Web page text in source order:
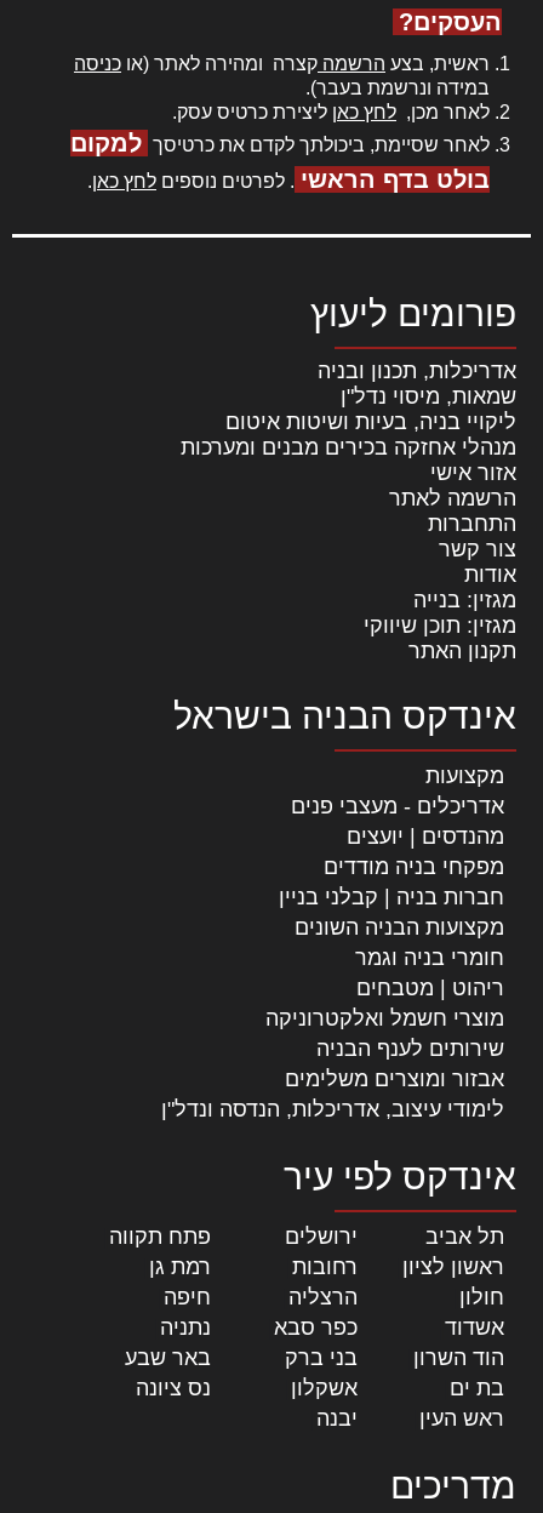
העסקים?
ראשית, בצע הרשמה קצרה ומהירה לאתר (או כניסה
במידה ונרשמת בעבר).
לאחר מכן, לחץ כאן ליצירת כרטיס עסק.
לאחר שסיימת, ביכולתך לקדם את כרטיסך למקום
בולט בדף הראשי . לפרטים נוספים לחץ כאן.
פורומים ליעוץ
אדריכלות, תכנון ובניה
שמאות, מיסוי נדל"ן
ליקויי בניה, בעיות ושיטות איטום
מנהלי אחזקה בכירים מבנים ומערכות
אזור אישי
הרשמה לאתר
התחברות
צור קשר
אודות
מגזין: בנייה
מגזין: תוכן שיווקי
תקנון האתר
אינדקס הבניה בישראל
מקצועות
אדריכלים - מעצבי פנים
מהנדסים | יועצים
מפקחי בניה מודדים
חברות בניה | קבלני בניין
מקצועות הבניה השונים
חומרי בניה וגמר
ריהוט | מטבחים
מוצרי חשמל ואלקטרוניקה
שירותים לענף הבניה
אבזור ומוצרים משלימים
לימודי עיצוב, אדריכלות, הנדסה ונדל"ן
אינדקס לפי עיר
תל אביב ירושלים פתח תקווה
ראשון לציון
רחובות רמת גן
חולון
הרצליה חיפה
אשדוד
כפר סבא נתניה
הוד השרון
בני ברק באר שבע
בת ים
אשקלון נס ציונה
ראש העין
יבנה
מדריכים